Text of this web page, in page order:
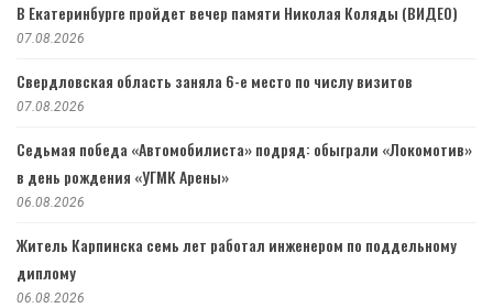
В Екатеринбурге пройдет вечер памяти Николая Коляды (ВИДЕО)
07.08.2026
Свердловская область заняла 6-е место по числу визитов
07.08.2026
Седьмая победа «Автомобилиста» подряд: обыграли «Локомотив»
в день рождения «УГМК Арены»
06.08.2026
Житель Карпинска семь лет работал инженером по поддельному
диплому
06.08.2026